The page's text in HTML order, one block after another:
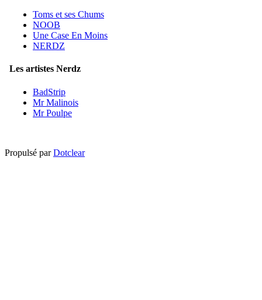
Toms et ses Chums
NOOB
Une Case En Moins
NERDZ
Les artistes Nerdz
BadStrip
Mr Malinois
Mr Poulpe
Propulsé parDotclear